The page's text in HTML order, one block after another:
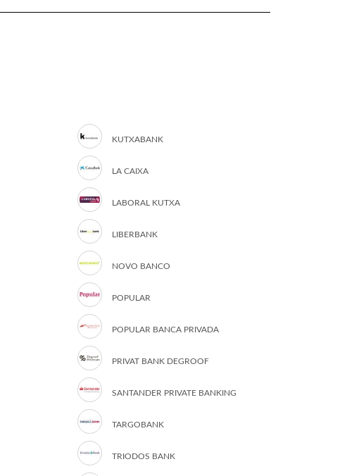
KUTXABANK
LA CAIXA
LABORAL KUTXA
LIBERBANK
NOVO BANCO
POPULAR
POPULAR BANCA PRIVADA
PRIVAT BANK DEGROOF
SANTANDER PRIVATE BANKING
TARGOBANK
TRIODOS BANK